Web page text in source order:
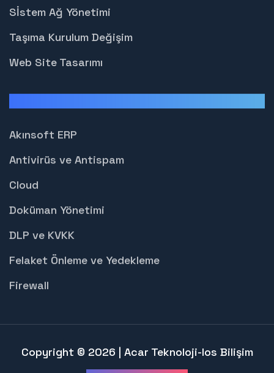
Sİstem Ağ Yönetimi
Taşıma Kurulum Değişim
Web Site Tasarımı
Akınsoft ERP
Antivirüs ve Antispam
Cloud
Doküman Yönetimi
DLP ve KVKK
Felaket Önleme ve Yedekleme
Firewall
Copyright © 2026 | Acar Teknoloji-Ios Bilişim